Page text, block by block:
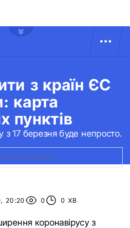
з країн ЄС
карта
пунктів
з 17 березня буде непросто.
В УКРАЇНУ
20:20 0 0 ХВ
коронавірусу з